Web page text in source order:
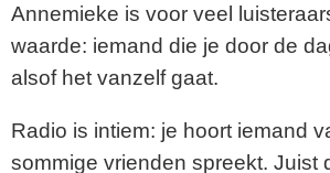
Annemieke is voor veel
waarde: iemand die je door de
alsof het vanzelf gaat.
Radio is intiem: je hoort iemand
sommige vrienden spreekt. Juist